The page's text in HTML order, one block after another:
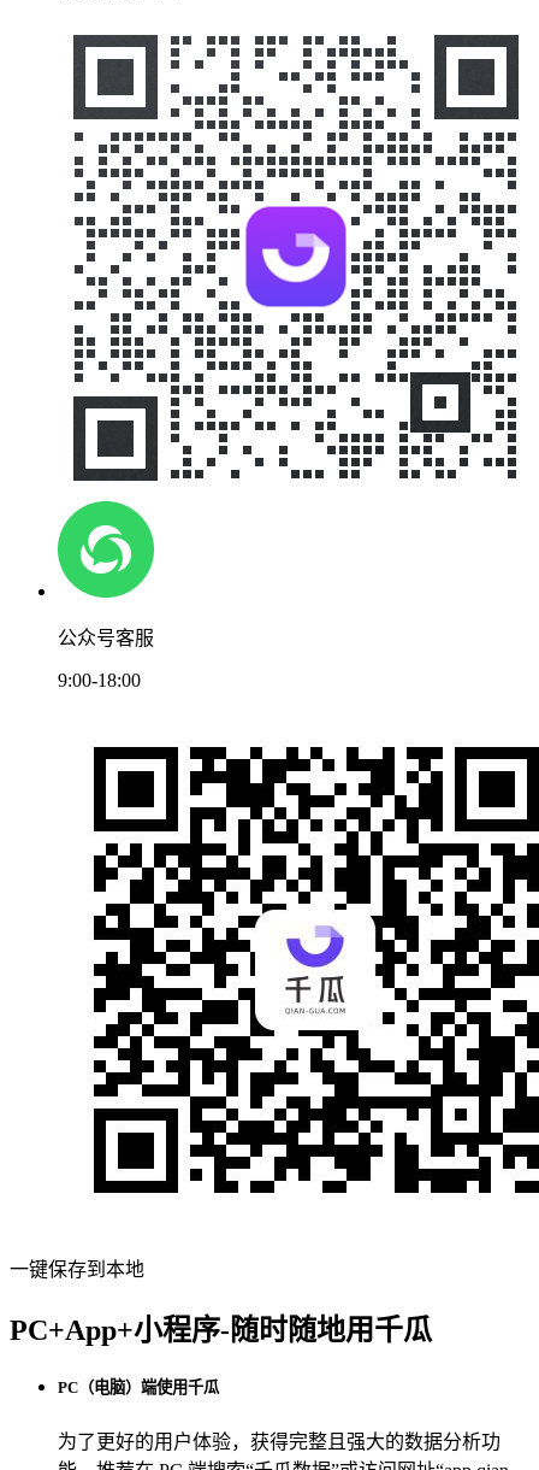
公众号客服
9:00-18:00
一键保存到本地
PC+App+小程序-随时随地用千瓜
PC（电脑）端使用千瓜
为了更好的用户体验，获得完整且强大的数据分析功